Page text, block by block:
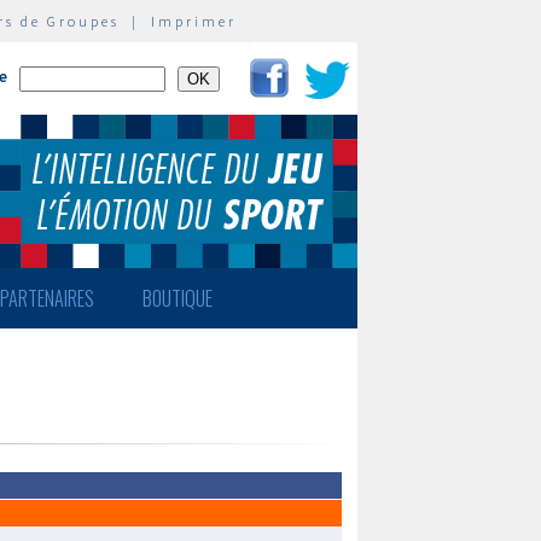
de Groupes | Imprimer
PARTENAIRES BOUTIQUE